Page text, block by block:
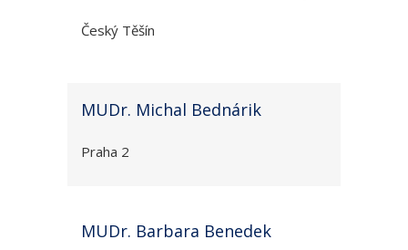
Český Těšín
MUDr. Michal Bednárik
Praha 2
MUDr. Barbara Benedek